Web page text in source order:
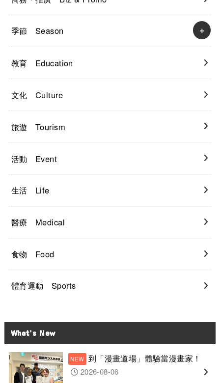
季節 Season
教育 Education
文化 Culture
旅遊 Tourism
活動 Event
生活 Life
醫療 Medical
食物 Food
體育運動 Sports
What’s New
到「漫畫道場」體驗當漫畫家！
2026-08-06